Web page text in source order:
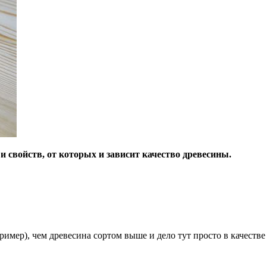
от которых и зависит качество древесины.
чем древесина сортом выше и дело тут просто в качестве